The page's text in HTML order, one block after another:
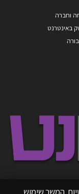
וחברה
באינטרנט